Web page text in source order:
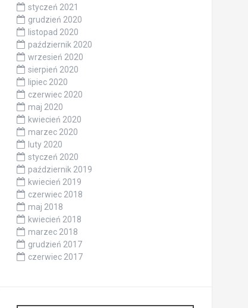
styczeń 2021
grudzień 2020
listopad 2020
październik 2020
wrzesień 2020
sierpień 2020
lipiec 2020
czerwiec 2020
maj 2020
kwiecień 2020
marzec 2020
luty 2020
styczeń 2020
październik 2019
kwiecień 2019
czerwiec 2018
maj 2018
kwiecień 2018
marzec 2018
grudzień 2017
czerwiec 2017